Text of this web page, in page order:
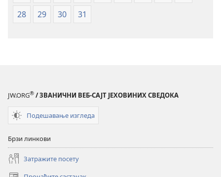
28
29 30 31
JW.ORG® / ЗВАНИЧНИ ВЕБ-САЈТ ЈЕХОВИНИХ СВЕДОКА
Подешавање изгледа
Брзи линкови
Затражите посету